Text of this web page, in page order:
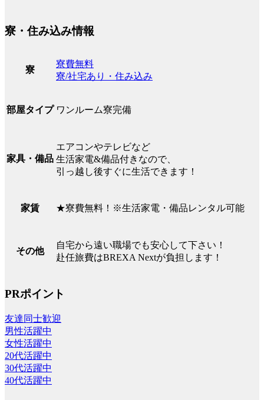
寮・住み込み情報
寮
寮費無料
寮/社宅あり・住み込み
部屋タイプ ワンルーム寮完備
家具・備品
エアコンやテレビなど
生活家電&備品付きなので、
引っ越し後すぐに生活できます！
家賃 ★寮費無料！※生活家電・備品レンタル可能
その他
自宅から遠い職場でも安心して下さい！
赴任旅費はBREXA Nextが負担します！
PRポイント
友達同士歓迎
男性活躍中
女性活躍中
20代活躍中
30代活躍中
40代活躍中